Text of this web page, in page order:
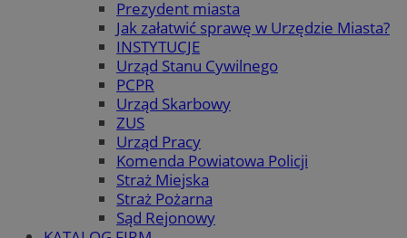
Prezydent miasta
Jak załatwić sprawę w Urzędzie Miasta?
INSTYTUCJE
Urząd Stanu Cywilnego
PCPR
Urząd Skarbowy
ZUS
Urząd Pracy
Komenda Powiatowa Policji
Straż Miejska
Straż Pożarna
Sąd Rejonowy